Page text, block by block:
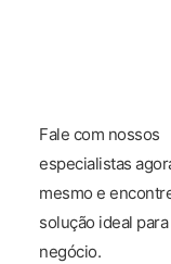
Fale com nossos
especialistas
mesmo e
solução ideal
negócio.